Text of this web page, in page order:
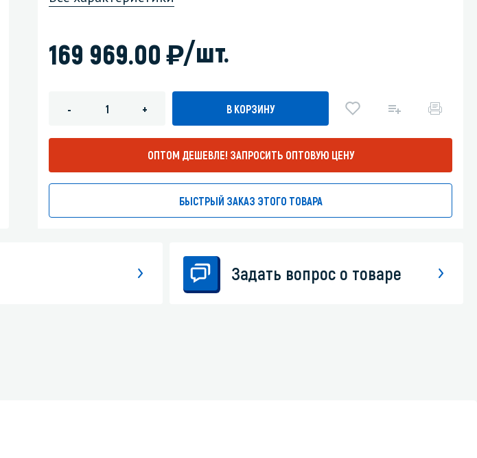
Личная гигиена
169 969.00)/шт.
- + В КОРЗИНУ
ОПТОМ ДЕШЕВЛЕ! ЗАПРОСИТЬ ОПТОВУЮ ЦЕНУ
БЫСТРЫЙ ЗАКАЗ ЭТОГО ТОВАРА
Задать вопрос о товаре